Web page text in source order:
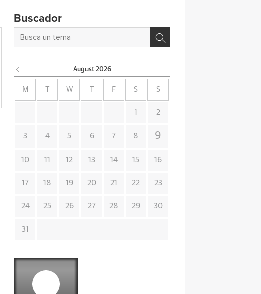
Buscador
August 2026
M W F S S
1 2
3 4 5 6 7 8 9
10 11 12 13 14 15 16
17 18 19 20 21 22 23
24 25 26 27 28 29 30
31